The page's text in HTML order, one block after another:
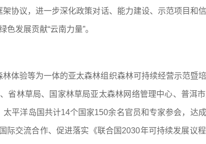
协议，进一步深化政策对话、能力建设、示范项目和
发展贡献“云南力量”。
体验等为一体的亚太森林组织森林可持续经营示范暨
省林草局、国家林草局亚太森林网络管理中心、普洱
平洋岛国共计14个国家150余名官员和专家参会，达
际交流合作、促进落实《联合国2030年可持续发展议